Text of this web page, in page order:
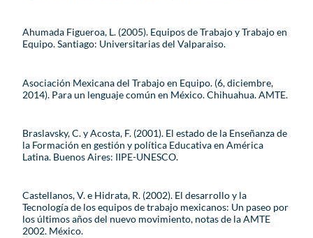
Ahumada Figueroa, L. (2005). Equipos de Trabajo y Trabajo en
Equipo. Santiago: Universitarias del Valparaiso.
Asociación Mexicana del Trabajo en Equipo. (6, diciembre,
2014). Para un lenguaje común en México. Chihuahua. AMTE.
Braslavsky, C. y Acosta, F. (2001). El estado de la Enseñanza de
la Formación en gestión y política Educativa en América
Latina. Buenos Aires: IIPE-UNESCO.
Castellanos, V. e Hidrata, R. (2002). El desarrollo y la
Tecnología de los equipos de trabajo mexicanos: Un paseo por
los últimos años del nuevo movimiento, notas de la AMTE
2002. México.